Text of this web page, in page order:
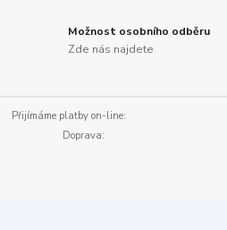
Možnost osobního odběru
Zde nás najdete
Přijímáme
Doprava: